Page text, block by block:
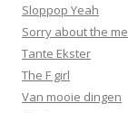
Sloppop Yeah
Sorry about the
Tante Ekster
The F girl
Van mooie dingen